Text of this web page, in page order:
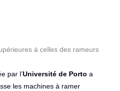
à celles des rameurs
par l’Université de Porto a
les machines à ramer